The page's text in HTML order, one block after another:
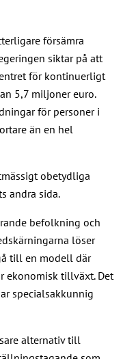
försämra
siktar på att
för kontinuerligt
5,7 miljoner euro.
för personer i
än en hel
obetydliga
andra sida.
befolkning och
löser
till en modell där
ekonomisk tillväxt. Det
specialsakkunnig
alternativ till